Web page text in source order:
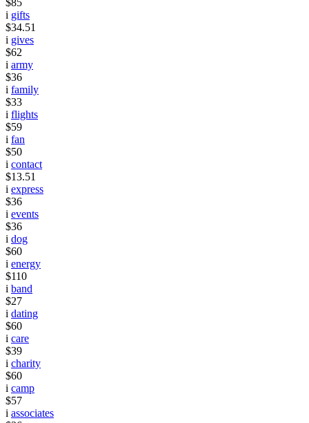
$85
i gifts
$34.51
i gives
$62
i army
$36
i family
$33
i flights
$59
i fan
$50
i contact
$13.51
i express
$36
i events
$36
i dog
$60
i energy
$110
i band
$27
i dating
$60
i care
$39
i charity
$60
i camp
$57
i associates